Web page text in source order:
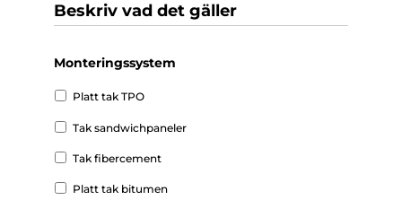
Beskriv vad det gäller
Monteringssystem
Platt tak TPO
Tak sandwichpaneler
Tak fibercement
Platt tak bitumen